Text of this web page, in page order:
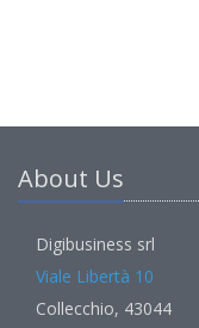
About Us
Digibusiness srl
Viale Libertà 10
Collecchio, 43044